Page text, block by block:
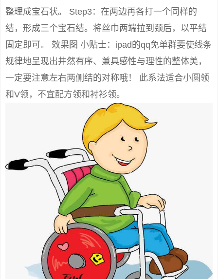
整理成宝石状。 Step3：在两边再各打一个同样的
结，形成三个宝石结。将丝巾两端拉到颈后，以平结
固定即可。 效果图 小贴士：ipad的qq免单群要使线条
规律地呈现出井然有序、兼具感性与理性的整体美，
一定要注意左右两侧结的对称哦！ 此系法适合小圆领
和V领，不宜配方领和衬衫领。